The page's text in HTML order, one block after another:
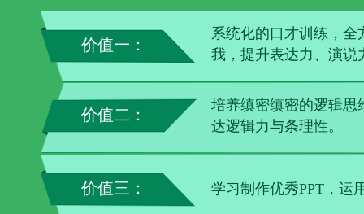
价值一：
系统化的口才训练，
我，提升表达力、演说
价值二：
培养缜密缜密的逻辑思
达逻辑力与条理性。
价值三： 学习制作优秀PPT，运